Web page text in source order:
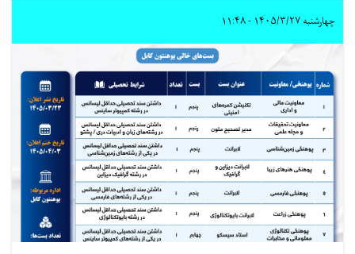
چهارشنبه ۱۴۰۵/۳/۲۷ - ۱۱:۴۸